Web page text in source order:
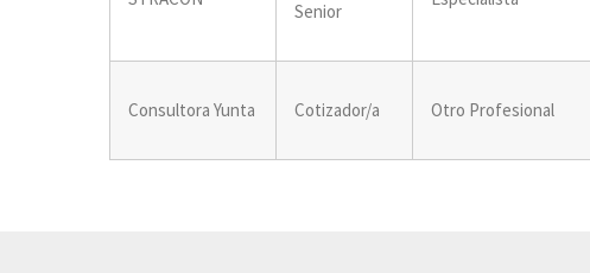
Senior
Consultora Yunta Cotizador/a Otro Profesional